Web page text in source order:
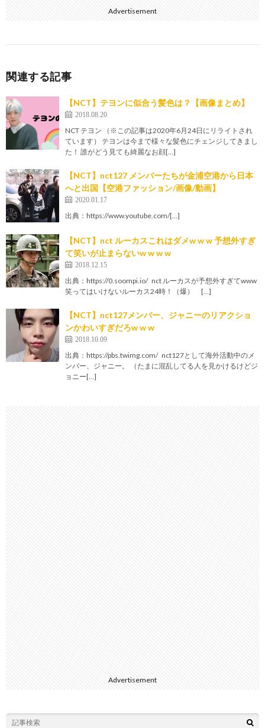
Advertisement
関連する記事
【NCT】テヨンに似合う髪色は？【画像まとめ】
2018.08.20
NCT テヨン （※この記事は2020年6月24日にリライトされ
ています） テヨンは今まで様々な髪色にチェンジしてきまし
た！ 誰がどう見ても綺麗なお顔[…]
【NCT】nct127 メンバーたちが金浦空港から日本
へと出国【空港ファッション/画像/動画】
2020.01.17
出典：https://www.youtube.com/[…]
【NCT】nct ルーカスこれはダメw w w 予想外すぎ
て笑いが止まらないw w w w
2018.12.15
出典：https://0.soompi.io/ nct ルーカスが予想外すぎてwww
笑ってはいけないルーカス24時！（爆） […]
【NCT】nct127メンバー、ジャニーのリアクショ
ンかわいすぎだろw w w
2018.10.09
出典：https://pbs.twimg.com/ nct127として海外活動中のメ
ンバー、ジャニー。 （たまに混乱してる人を見かけるけどジ
ョニー[…]
Advertisement